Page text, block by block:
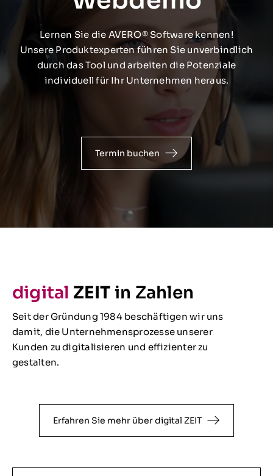
Lernen Sie die AVERO® Software kennen!
Unsere Produktexperten führen Sie unverbindlich
durch das Tool und arbeiten die Potenziale
individuell für Ihr Unternehmen heraus.
Termin buchen
digital ZEIT in Zahlen
Seit der Gründung 1984 beschäftigen wir uns
damit, die Unternehmensprozesse unserer
Kunden zu digitalisieren und effizienter zu
gestalten.
Erfahren Sie mehr über digital ZEIT